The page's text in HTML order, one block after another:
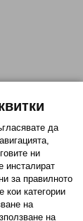
да
ни
инсталират
за правилното
кои категории
на
на